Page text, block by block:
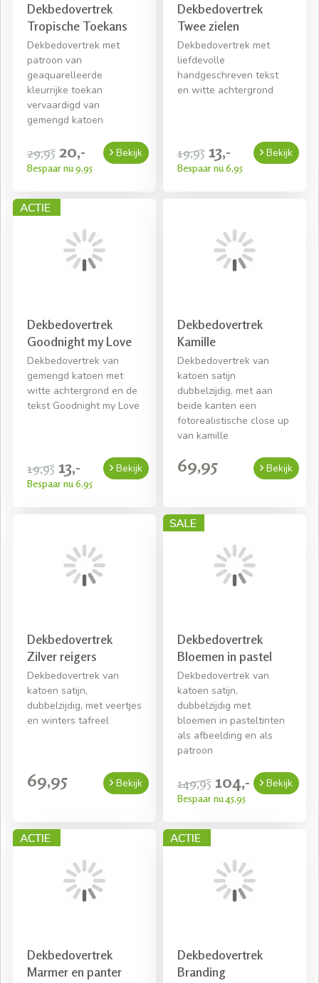
Dekbedovertrek
Tropische Toekans
Dekbedovertrek met
patroon van
geaquarelleerde
kleurrijke toekan
vervaardigd van
gemengd katoen
29,95 20,-
Bespaar nu 9,95
Bekijk
Dekbedovertrek
Twee zielen
Dekbedovertrek met
liefdevolle
handgeschreven tekst
en witte achtergrond
19,95 13,-
Bespaar nu 6,95
Bekijk
Dekbedovertrek
Goodnight my Love
Dekbedovertrek van
gemengd katoen met
witte achtergrond en de
tekst Goodnight my Love
19,95 13,-
Bespaar nu 6,95
Bekijk
Dekbedovertrek
Kamille
Dekbedovertrek van
katoen satijn
dubbelzijdig, met aan
beide kanten een
fotorealistische close up
van kamille
69,95 Bekijk
Dekbedovertrek
Zilver reigers
Dekbedovertrek van
katoen satijn,
dubbelzijdig, met veertjes
en winters tafreel
69,95 Bekijk
Dekbedovertrek
Bloemen in pastel
Dekbedovertrek van
katoen satijn,
dubbelzijdig met
bloemen in pasteltinten
als afbeelding en als
patroon
149,95 104,-
Bespaar nu 45,95
Bekijk
Dekbedovertrek
Marmer en panter
Dekbedovertrek
Branding